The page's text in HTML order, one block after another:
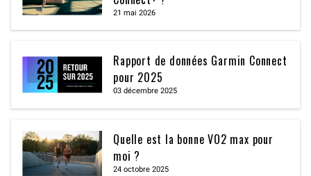
21 mai 2026
Rapport de données Garmin Connect
pour 2025
03 décembre 2025
Quelle est la bonne VO2 max pour
moi ?
24 octobre 2025